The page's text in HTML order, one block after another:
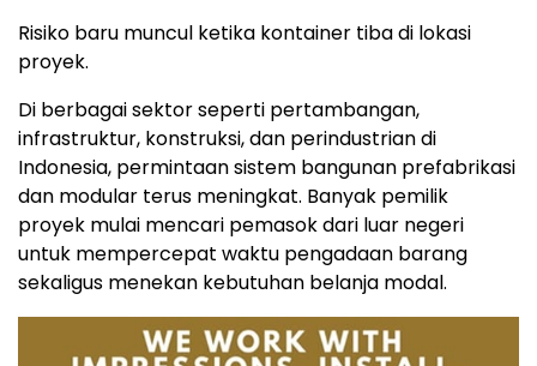
Risiko baru muncul ketika kontainer tiba di lokasi
proyek.
Di berbagai sektor seperti pertambangan,
infrastruktur, konstruksi, dan perindustrian di
Indonesia, permintaan sistem bangunan prefabrikasi
dan modular terus meningkat. Banyak pemilik
proyek mulai mencari pemasok dari luar negeri
untuk mempercepat waktu pengadaan barang
sekaligus menekan kebutuhan belanja modal.